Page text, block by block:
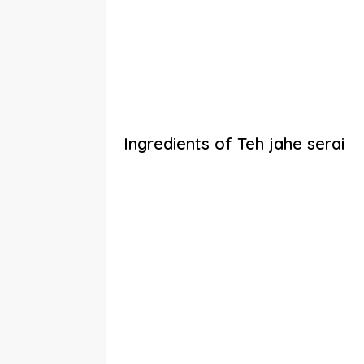
Ingredients of Teh jahe serai